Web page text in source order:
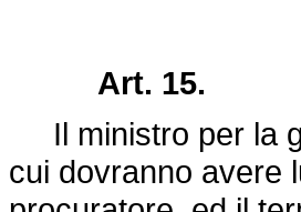
Art. 15.
Il ministro per la
cui dovranno avere